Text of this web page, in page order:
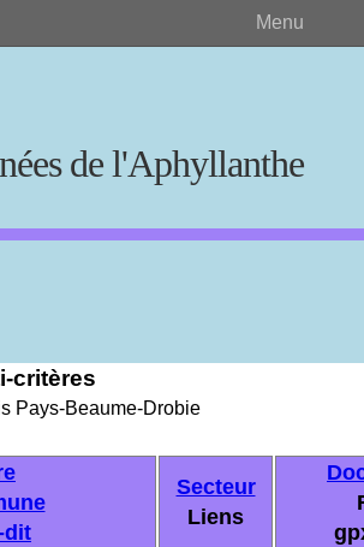
de l'Aphyllanthe
Menu
critères
Pays-Beaume-Drobie
dit
Secteur
Liens